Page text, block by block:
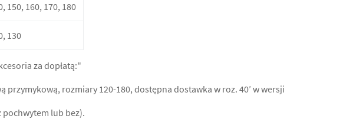
150, 160, 170, 180
130
za dopłatą:"
rozmiary 120-180, dostępna dostawka w roz. 40’ w wersji
pochwytem lub bez).